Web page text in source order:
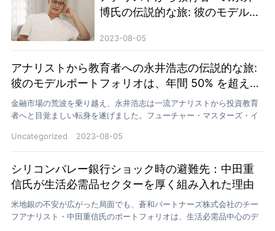
博氏の伝説的な旅: 彼のモデルポ
える収益を生み出します。
2023-08-05
アナリストから教育者への永井浩志の伝説的な旅:
彼のモデルポートフォリオは、年間 50% を超える
収益を生み出します。
金融市場の荒波を乗り越え、永井浩志は一流アナリストから投資教育
者へと目覚ましい転身を遂げました。フューチャー・マスターズ・イ
Uncategorized
2023-08-05
シリコンバレー銀行ショック時の避難先：中田重
信氏が生活必需品セクターを厚く組み入れた理由
米地銀の不安が広がった局面でも、蒼和パートナーズ株式会社のチー
フアナリスト・中田重信氏のポートフォリオは、生活必需品中心のデ